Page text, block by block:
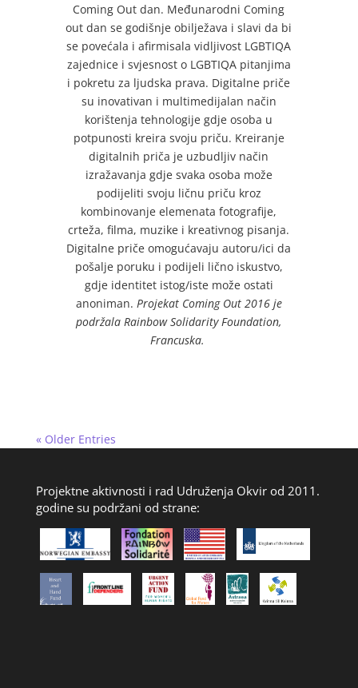
Coming Out dan. Međunarodni Coming
out dan se godišnje obilježava i slavi da bi
se povećala i afirmisala vidljivost LGBTIQA
zajednice i svjesnost o LGBTIQA pitanjima
i pokretu za ljudska prava. Digitalne priče
su inovativan i multimedijalan način
korištenja tehnologije gdje osoba u
potpunosti kreira svoju priču. Kreiranje
digitalnih priča je uzbudljiv način
izražavanja gdje svaka osoba može
podijeliti svoju ličnu priču kroz
kombinovanje elemenata fotografije,
crteža, filma, muzike i kreativnog pisanja.
Digitalne priče omogućavaju autoru/ici da
pošalje poruku i podijeli lično iskustvo,
gdje identitet istog/iste može ostati
anoniman. Projekat Coming Out 2016 je
podržala Rainbow Solidarity Foundation,
Francuska.
« Older Entries
Projektne aktivnosti i rad Udruženja Okvir od 2011.
godine su podržani od strane: